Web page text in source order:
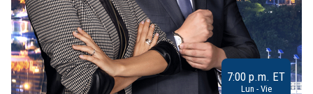
7:00 p.m. ET
Lun - Vie